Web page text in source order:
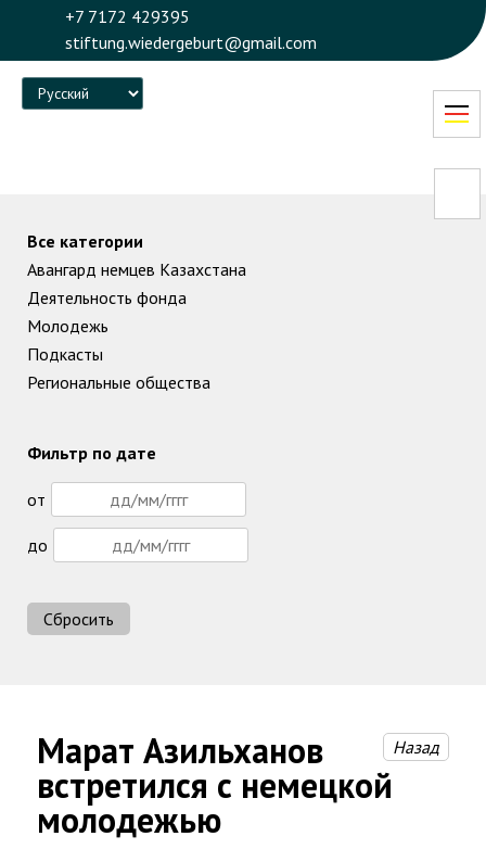
+7 7172 429395
stiftung.wiedergeburt@gmail.com
Language
Марат Азильханов
встретился с немецкой
молодежью
Назад
Все категории
Авангард немцев Казахстана
Деятельность фонда
Молодежь
Подкасты
Региональные общества
Фильтр по дате
от
до
Сбросить